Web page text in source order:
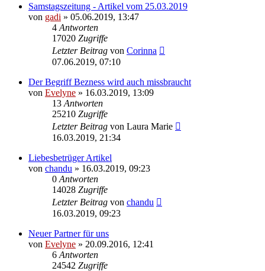
Samstagszeitung - Artikel vom 25.03.2019
von gadi » 05.06.2019, 13:47
4 Antworten
17020 Zugriffe
Letzter Beitrag von Corinna
07.06.2019, 07:10
Der Begriff Bezness wird auch missbraucht
von Evelyne » 16.03.2019, 13:09
13 Antworten
25210 Zugriffe
Letzter Beitrag von Laura Marie
16.03.2019, 21:34
Liebesbetrüger Artikel
von chandu » 16.03.2019, 09:23
0 Antworten
14028 Zugriffe
Letzter Beitrag von chandu
16.03.2019, 09:23
Neuer Partner für uns
von Evelyne » 20.09.2016, 12:41
6 Antworten
24542 Zugriffe